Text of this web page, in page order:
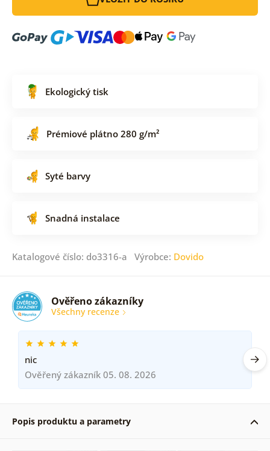
Ekologický tisk
Prémiové plátno 280 g/m²
Syté barvy
Snadná instalace
Katalogové číslo: do3316-a Výrobce: Dovido
Ověřeno zákazníky
Všechny recenze
nic
Ověřený zákazník 05. 08. 2026
Popis produktu a parametry